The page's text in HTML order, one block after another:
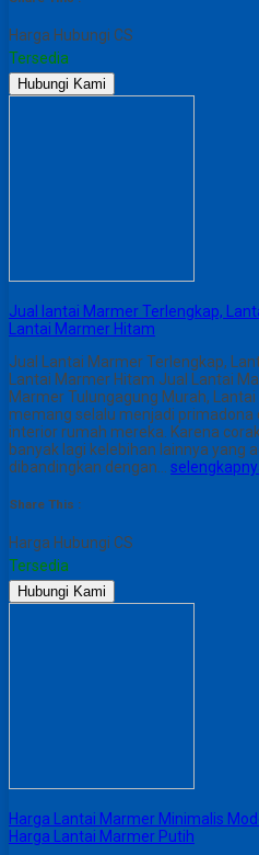
Harga Hubungi CS
Tersedia
Hubungi Kami
Jual lantai Marmer Terlengkap,
Lantai Marmer Hitam
Jual Lantai Marmer Terlengkap,
Lantai Marmer Hitam Jual Lantai
Marmer Tulungagung Murah,
memang selalu menjadi primadona
interior rumah mereka. Karena
banyak lagi kelebihan lainnya yang
dibandingkan dengan…
Share This :
Harga Hubungi CS
Tersedia
Hubungi Kami
Harga Lantai Marmer Minimalis
Harga Lantai Marmer Putih